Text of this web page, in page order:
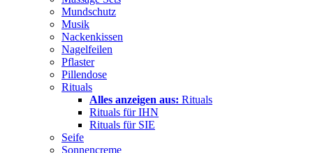
Mundschutz
Musik
Nackenkissen
Nagelfeilen
Pflaster
Pillendose
Rituals
Alles anzeigen aus: Rituals
Rituals für IHN
Rituals für SIE
Seife
Sonnencreme